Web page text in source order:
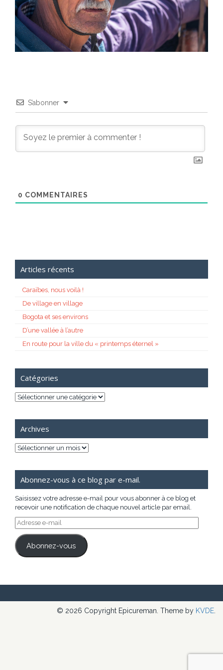
S’abonner
0 COMMENTAIRES
Articles récents
Caraïbes, nous voilà !
De village en village
Bogota et ses environs
D’une vallée à l’autre
En route pour la ville du « printemps éternel »
Catégories
Catégories
Archives
Archives
Abonnez-vous à ce blog par e-mail.
Saisissez votre adresse e-mail pour vous abonner à ce blog et
recevoir une notification de chaque nouvel article par email.
Adresse
e-
mail
Abonnez-vous
© 2026 Copyright Epicureman. Theme by KVDE.